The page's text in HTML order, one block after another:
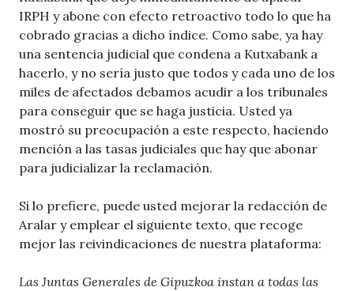
IRPH y abone con efecto retroactivo todo lo que ha
cobrado gracias a dicho índice. Como sabe, ya hay
una sentencia judicial que condena a Kutxabank a
hacerlo, y no sería justo que todos y cada uno de los
miles de afectados debamos acudir a los tribunales
para conseguir que se haga justicia. Usted ya
mostró su preocupación a este respecto, haciendo
mención a las tasas judiciales que hay que abonar
para judicializar la reclamación.
Si lo prefiere, puede usted mejorar la redacción de
Aralar y emplear el siguiente texto, que recoge
mejor las reivindicaciones de nuestra plataforma:
Las Juntas Generales de Gipuzkoa instan a todas las